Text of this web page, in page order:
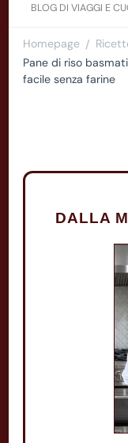
BLOG DI VIAGGI E
Homepage /
Pane di riso
facile senza farine
DALLA